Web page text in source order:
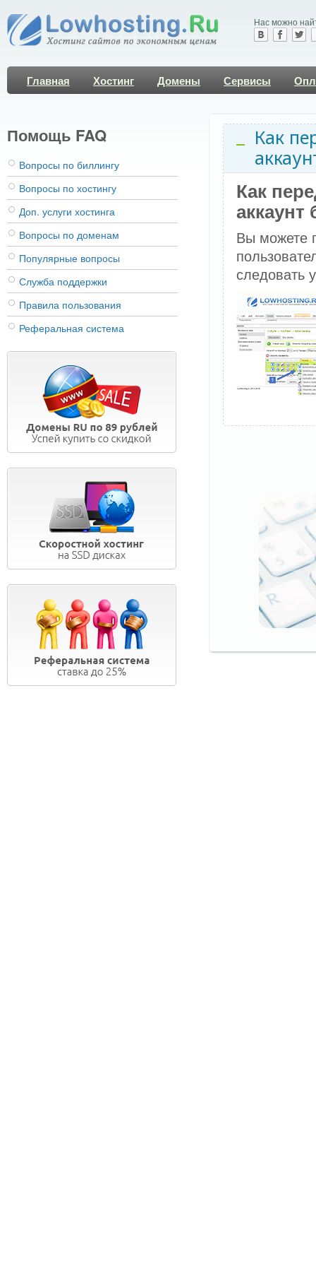
Нас можно
Главная Хостинг Домены Сервисы
Как
Как
аккаунт
Вы можете
следовать
Помощь FAQ
Вопросы по биллингу
Вопросы по хостингу
Доп. услуги хостинга
Вопросы по доменам
Популярные вопросы
Служба поддержки
Правила пользования
Реферальная система